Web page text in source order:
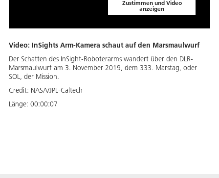
Zustimmen und Video
anzeigen
Video: InSights Arm-Kamera schaut auf den Marsmaulwurf
Der Schatten des InSight-Roboterarms wandert über den DLR-
Marsmaulwurf am 3. November 2019, dem 333. Marstag, oder
SOL, der Mission.
Credit: NASA/JPL-Caltech
Länge: 00:00:07